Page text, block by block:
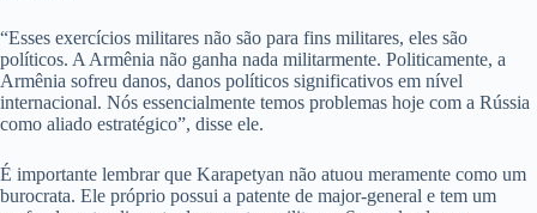
“Esses exercícios militares não são para fins militares, eles são
políticos. A Armênia não ganha nada militarmente. Politicamente, a
Armênia sofreu danos, danos políticos significativos em nível
internacional. Nós essencialmente temos problemas hoje com a Rússia
como aliado estratégico”, disse ele.
É importante lembrar que Karapetyan não atuou meramente como um
burocrata. Ele próprio possui a patente de major-general e tem um